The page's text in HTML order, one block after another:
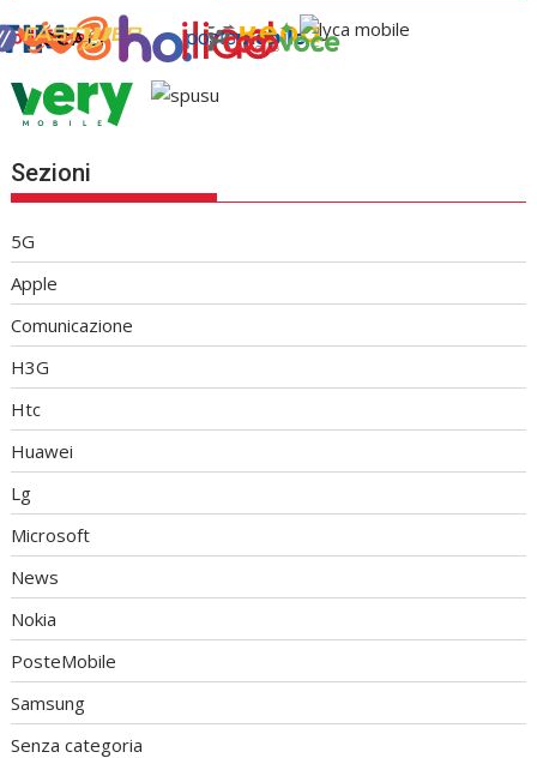
Sezioni
5G
Apple
Comunicazione
H3G
Htc
Huawei
Lg
Microsoft
News
Nokia
PosteMobile
Samsung
Senza categoria